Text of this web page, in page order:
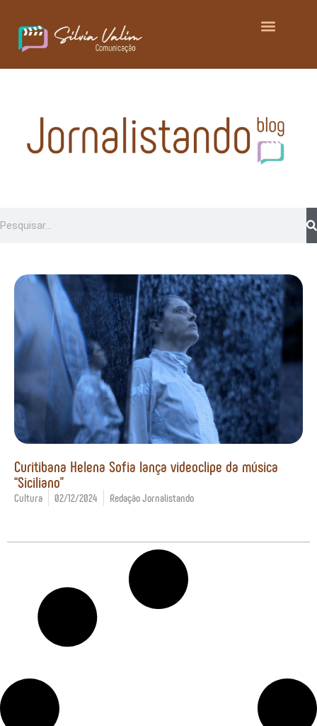
Curitibana Helena Sofia lança videoclipe da música
“Siciliano”
Cultura 02/12/2024 Redação Jornalistando